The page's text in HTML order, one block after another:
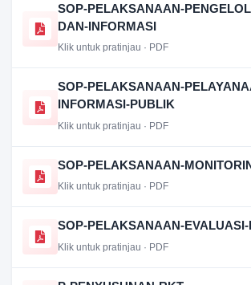
SOP-PELAKSANAAN-
DAN-INFORMASI
Klik untuk pratinjau · PDF
SOP-PELAKSANAAN-
INFORMASI-PUBLIK
Klik untuk pratinjau · PDF
SOP-PELAKSANAAN-
Klik untuk pratinjau · PDF
SOP-PELAKSANAAN-EVALUASI-
Klik untuk pratinjau · PDF